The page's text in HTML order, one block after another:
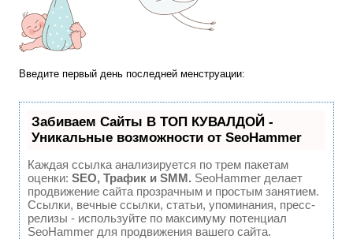
Введите первый день последней менструации:
Забиваем Сайты В ТОП КУВАЛДОЙ -
Уникальные возможности от SeoHammer
Каждая ссылка анализируется по трем пакетам
оценки: SEO, Трафик и SMM. SeoHammer делает
продвижение сайта прозрачным и простым занятием.
Ссылки, вечные ссылки, статьи, упоминания, пресс-
релизы - используйте по максимуму потенциал
SeoHammer для продвижения вашего сайта.